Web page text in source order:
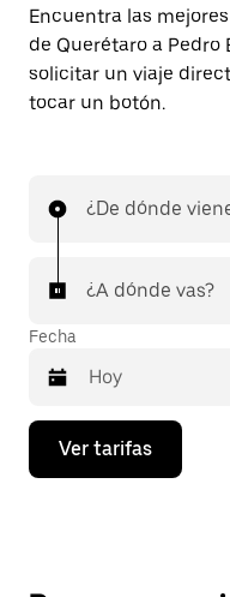
Encuentra las
de Querétaro a Pedro
solicitar un viaje
tocar un botón.
¿De dónde
¿A dónde vas?
Fecha
Presiona
flecha
Ver tarifas